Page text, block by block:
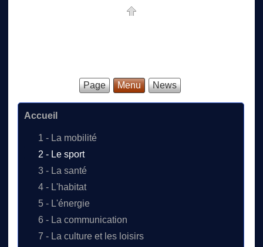
Page Menu News
Accueil
1 - La mobilité
2 - Le sport
3 - La santé
4 - L'habitat
5 - L'énergie
6 - La communication
7 - La culture et les loisirs